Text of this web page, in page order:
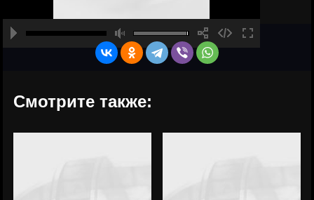
Смотрите также: